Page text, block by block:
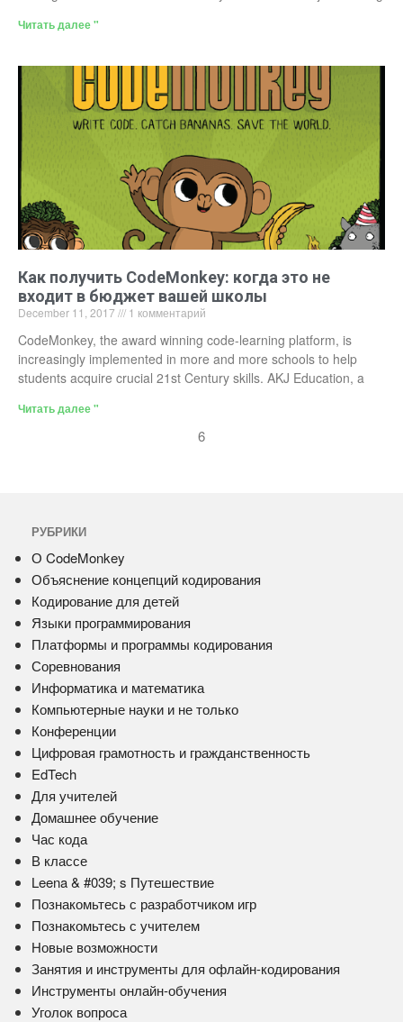
Читать далее "
Как получить CodeMonkey: когда это не
входит в бюджет вашей школы
December 11, 2017 1 комментарий
CodeMonkey, the award winning code-learning platform, is
increasingly implemented in more and more schools to help
students acquire crucial 21st Century skills. AKJ Education, a
Читать далее "
6
РУБРИКИ
О CodeMonkey
Объяснение концепций кодирования
Кодирование для детей
Языки программирования
Платформы и программы кодирования
Соревнования
Информатика и математика
Компьютерные науки и не только
Конференции
Цифровая грамотность и гражданственность
EdTech
Для учителей
Домашнее обучение
Час кода
В классе
Leena & #039; s Путешествие
Познакомьтесь с разработчиком игр
Познакомьтесь с учителем
Новые возможности
Занятия и инструменты для офлайн-кодирования
Инструменты онлайн-обучения
Уголок вопроса